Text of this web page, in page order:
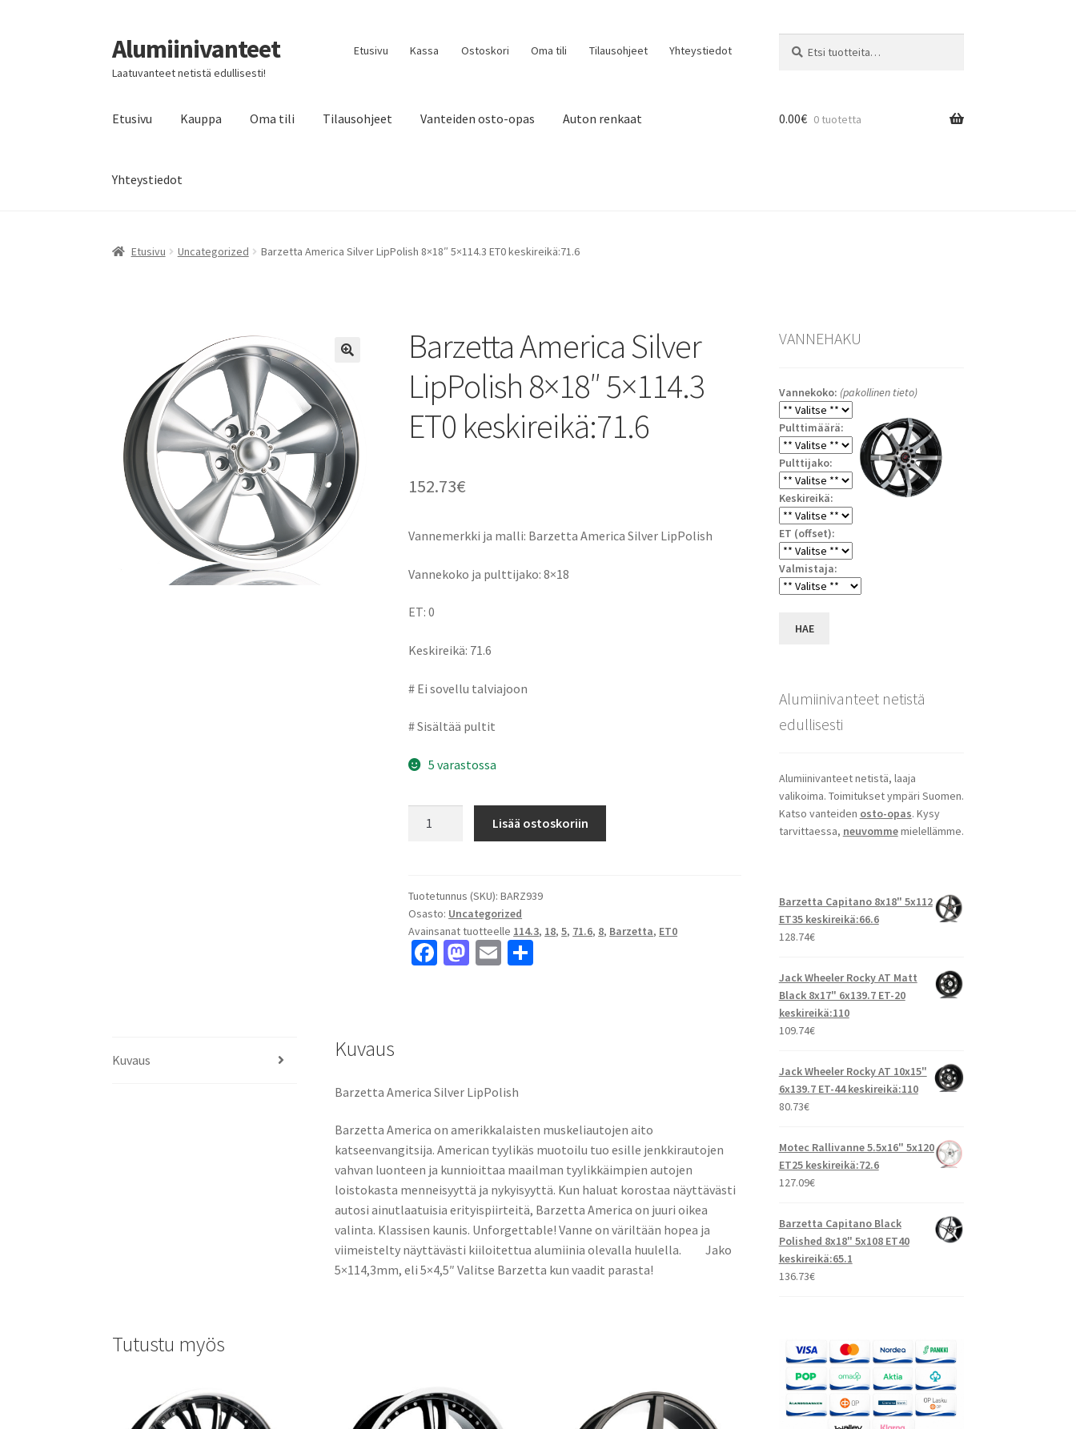
Siirry
navigointiin
Siirry
sisältöön
Alumiinivanteet
Laatuvanteet netistä edullisesti!
Etusivu Kassa Ostoskori Oma tili Tilausohjeet Yhteystiedot
Etusivu Kauppa Oma tili Tilausohjeet Vanteiden osto-opas Auton renkaat
Yhteystiedot
0.00€ 0 tuotetta
Etusivu Uncategorized Barzetta America Silver LipPolish 8×18″ 5×114.3 ET0 keskireikä:71.6
Barzetta America Silver
LipPolish 8×18″ 5×114.3
ET0 keskireikä:71.6
152.73€
Vannemerkki ja malli: Barzetta America Silver LipPolish
Vannekoko ja pulttijako: 8×18
ET: 0
Keskireikä: 71.6
# Ei sovellu talviajoon
# Sisältää pultit
5 varastossa
8x18"
5x114.3
ET0
keskireikä:71.6
Lisää ostoskoriin
Tuotetunnus (SKU):BARZ939
Osasto: Uncategorized
Avainsanat tuotteelle 114.3, 18,5, 71.6, 8, Barzetta, ET0
Fa
k
M
n
E
Kuvaus Kuvaus
Barzetta America Silver LipPolish
Barzetta America on amerikkalaisten muskeliautojen aito
katseenvangitsija. American tyylikäs muotoilu tuo esille jenkkirautojen
vahvan luonteen ja kunnioittaa maailman tyylikkäimpien autojen
loistokasta menneisyyttä ja nykyisyyttä. Kun haluat korostaa näyttävästi
autosi ainutlaatuisia erityispiirteitä, Barzetta America on juuri oikea
valinta. Klassisen kaunis. Unforgettable! Vanne on väriltään hopea ja
viimeistelty näyttävästi kiiloitettua alumiinia olevalla huulella. Jako
5×114,3mm, eli 5×4,5″ Valitse Barzetta kun vaadit parasta!
Tutustu myös
VANNEHAKU
Vannekoko: (pakollinen tieto)
Pulttimäärä:
Pulttijako:
Keskireikä:
ET (offset):
Valmistaja:
HAE
Alumiinivanteet netistä
edullisesti
Alumiinivanteet netistä, laaja
valikoima. Toimitukset ympäri Suomen.
Katso vanteiden osto-opas. Kysy
tarvittaessa, neuvommemielellämme.
Barzetta Capitano 8x18" 5x112
ET35 keskireikä:66.6
128.74€
Jack Wheeler Rocky AT Matt
Black 8x17" 6x139.7 ET-20
keskireikä:110
109.74€
Jack Wheeler Rocky AT 10x15"
6x139.7 ET-44 keskireikä:110
80.73€
Motec Rallivanne 5.5x16" 5x120
ET25 keskireikä:72.6
127.09€
Barzetta Capitano Black
Polished 8x18" 5x108 ET40
keskireikä:65.1
136.73€